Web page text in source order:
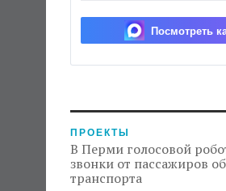
Посмотреть
ПРОЕКТЫ
В Перми голосовой
звонки от пассажиров
транспорта